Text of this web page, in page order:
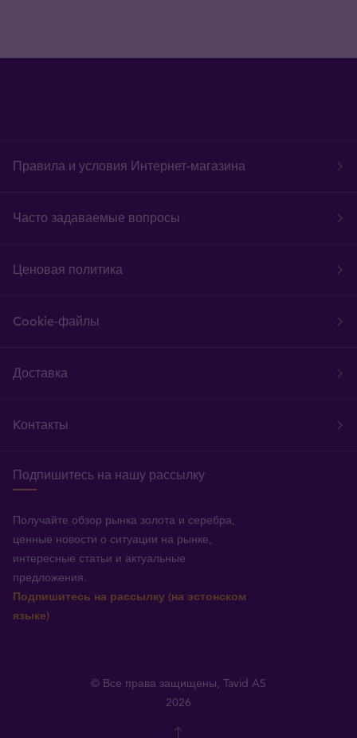
Правила и условия Интернет-магазина
Часто задаваемые вопросы
Ценовая политика
Cookie-файлы
Доставка
Kонтакты
Подпишитесь на нашу рассылку
Получайте обзор рынка золота и серебра,
ценные новости о ситуации на рынке,
интересные статьи и актуальные
предложения.
Подпишитесь на рассылку (на эстонском
языке)
© Все права защищены, Tavid AS
2026